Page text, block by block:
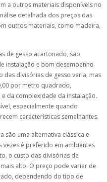
a outros materiais disponíveis no
detalhada dos preços das
outros materiais, como madeira,
de gesso acartonado, são
instalação e bom desempenho
das divisórias de gesso varia, mas
por metro quadrado,
da complexidade da instalação.
especialmente quando
características semelhantes.
são uma alternativa clássica e
vezes é preferido em ambientes
o custo das divisórias de
alto. O preço pode variar de
dependendo do tipo de